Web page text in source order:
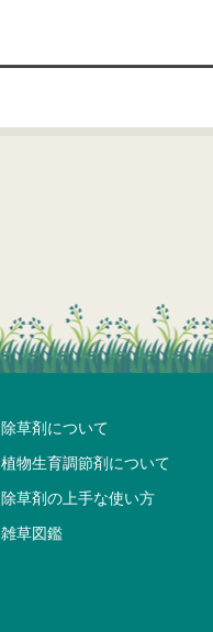
除草剤について
植物生育調節剤について
除草剤の上手な使い方
雑草図鑑